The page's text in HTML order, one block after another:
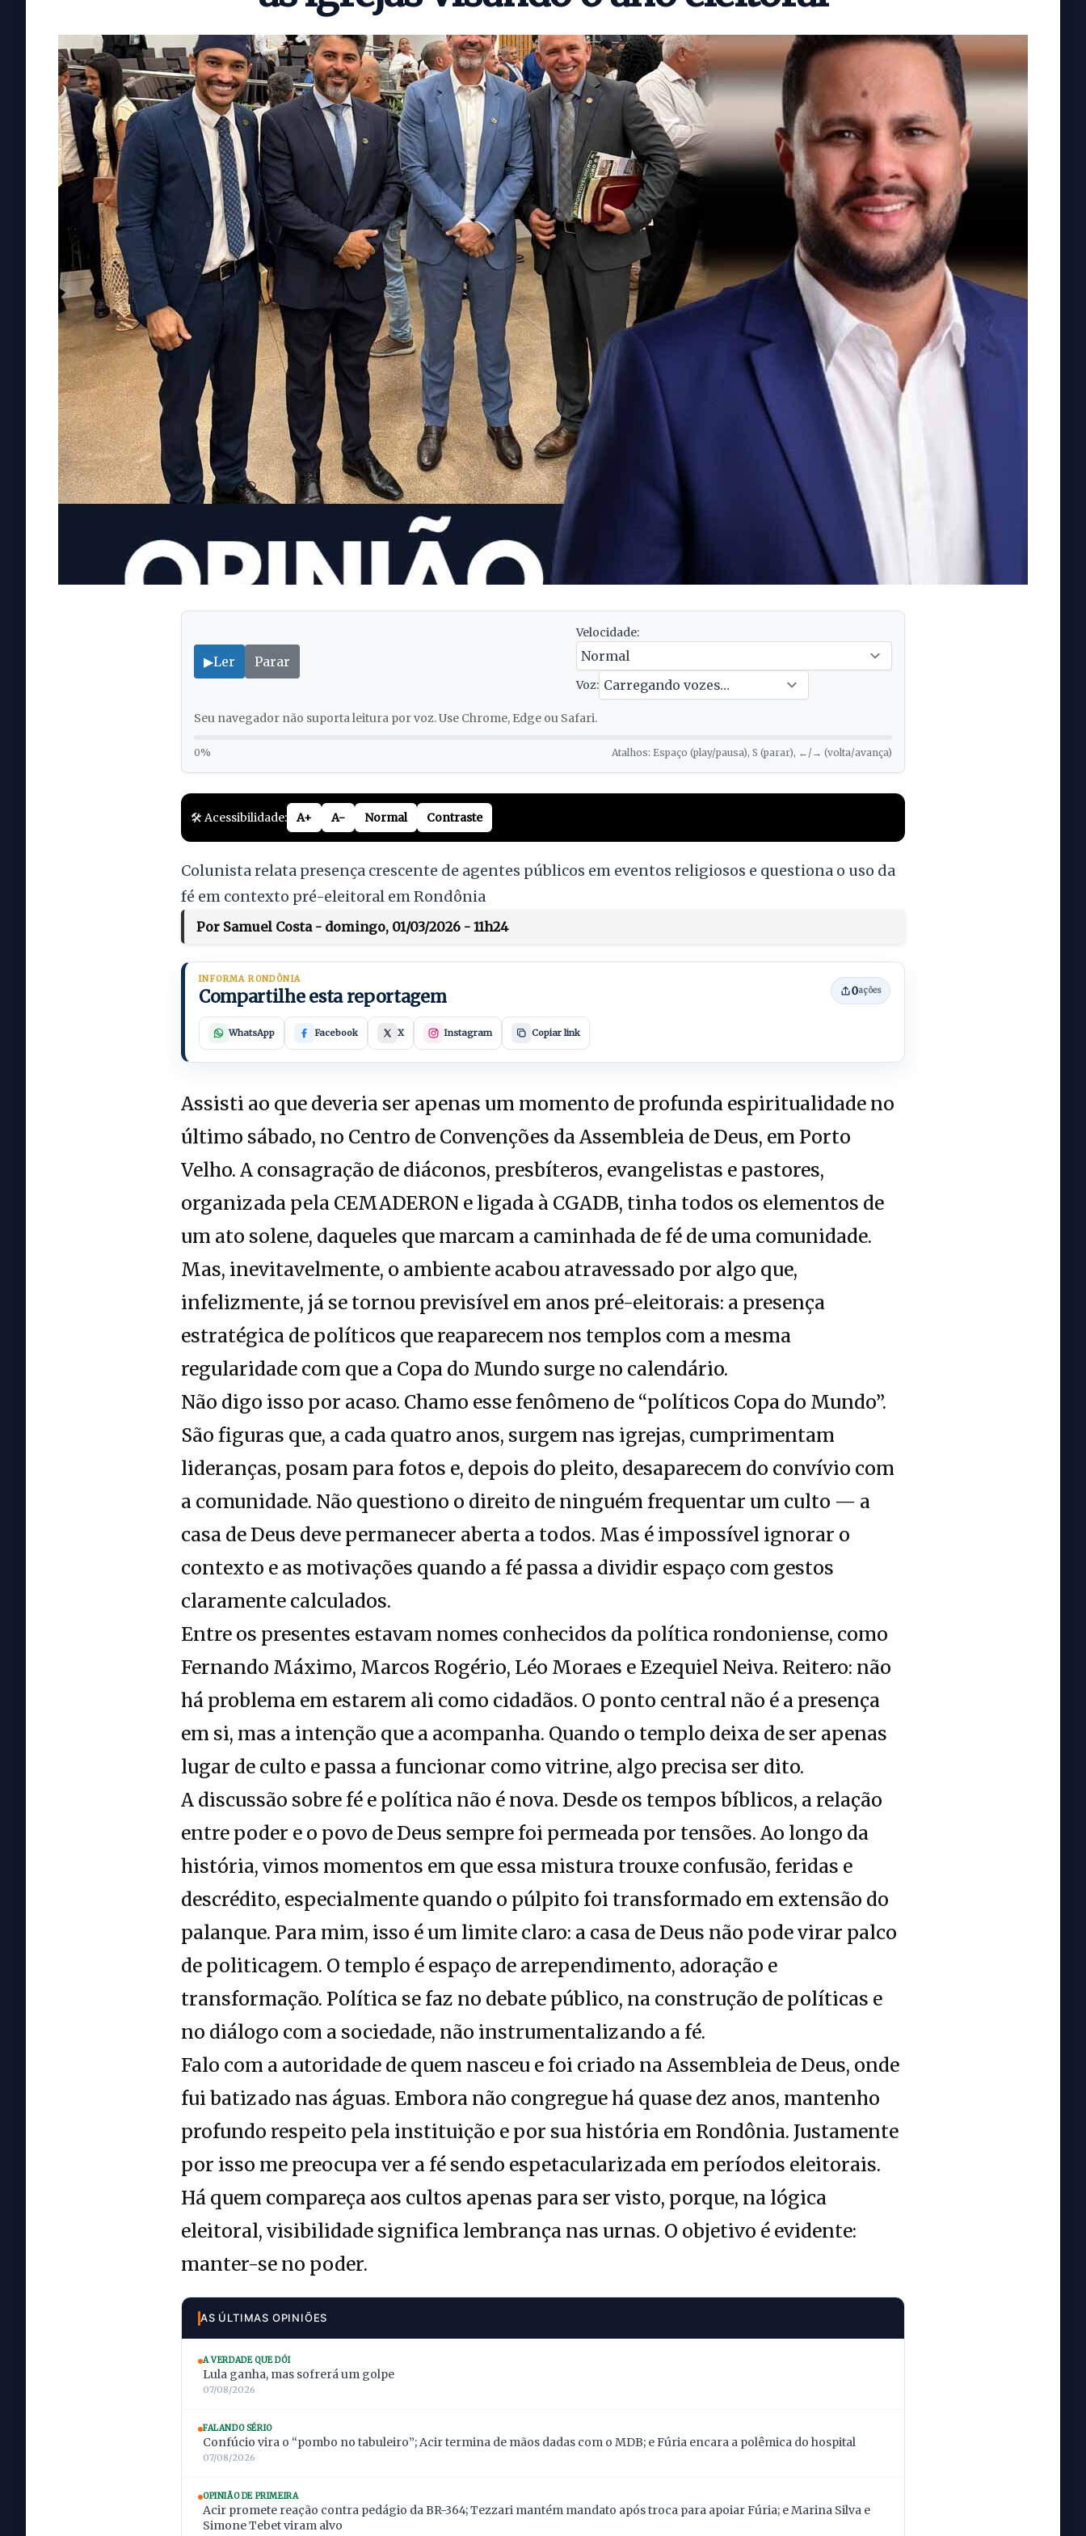
▶Ler Parar
Velocidade:
Voz:
Seu navegador não suporta leitura por voz. Use Chrome, Edge ou Safari.
0% Atalhos: Espaço (play/pausa), S (parar), ←/→ (volta/avança)
🛠️ Acessibilidade: A+ A- Normal Contraste
Colunista relata presença crescente de agentes públicos em eventos religiosos e questiona o uso da
fé em contexto pré-eleitoral em Rondônia
Por Samuel Costa - domingo, 01/03/2026 - 11h24
INFORMA RONDÔNIA
Compartilhe esta reportagem 0ações
WhatsApp Facebook X Instagram Copiar link
Assisti ao que deveria ser apenas um momento de profunda espiritualidade no
último sábado, no Centro de Convenções da Assembleia de Deus, em Porto
Velho. A consagração de diáconos, presbíteros, evangelistas e pastores,
organizada pela CEMADERON e ligada à CGADB, tinha todos os elementos de
um ato solene, daqueles que marcam a caminhada de fé de uma comunidade.
Mas, inevitavelmente, o ambiente acabou atravessado por algo que,
infelizmente, já se tornou previsível em anos pré-eleitorais: a presença
estratégica de políticos que reaparecem nos templos com a mesma
regularidade com que a Copa do Mundo surge no calendário.
Não digo isso por acaso. Chamo esse fenômeno de “políticos Copa do Mundo”.
São figuras que, a cada quatro anos, surgem nas igrejas, cumprimentam
lideranças, posam para fotos e, depois do pleito, desaparecem do convívio com
a comunidade. Não questiono o direito de ninguém frequentar um culto — a
casa de Deus deve permanecer aberta a todos. Mas é impossível ignorar o
contexto e as motivações quando a fé passa a dividir espaço com gestos
claramente calculados.
Entre os presentes estavam nomes conhecidos da política rondoniense, como
Fernando Máximo, Marcos Rogério, Léo Moraes e Ezequiel Neiva. Reitero: não
há problema em estarem ali como cidadãos. O ponto central não é a presença
em si, mas a intenção que a acompanha. Quando o templo deixa de ser apenas
lugar de culto e passa a funcionar como vitrine, algo precisa ser dito.
A discussão sobre fé e política não é nova. Desde os tempos bíblicos, a relação
entre poder e o povo de Deus sempre foi permeada por tensões. Ao longo da
história, vimos momentos em que essa mistura trouxe confusão, feridas e
descrédito, especialmente quando o púlpito foi transformado em extensão do
palanque. Para mim, isso é um limite claro: a casa de Deus não pode virar palco
de politicagem. O templo é espaço de arrependimento, adoração e
transformação. Política se faz no debate público, na construção de políticas e
no diálogo com a sociedade, não instrumentalizando a fé.
Falo com a autoridade de quem nasceu e foi criado na Assembleia de Deus, onde
fui batizado nas águas. Embora não congregue há quase dez anos, mantenho
profundo respeito pela instituição e por sua história em Rondônia. Justamente
por isso me preocupa ver a fé sendo espetacularizada em períodos eleitorais.
Há quem compareça aos cultos apenas para ser visto, porque, na lógica
eleitoral, visibilidade significa lembrança nas urnas. O objetivo é evidente:
manter-se no poder.
AS ÚLTIMAS OPINIÕES
A VERDADE QUE DÓI
Lula ganha, mas sofrerá um golpe
07/08/2026
FALANDO SÉRIO
Confúcio vira o “pombo no tabuleiro”; Acir termina de mãos dadas com o MDB; e Fúria encara a polêmica do hospital
07/08/2026
OPINIÃO DE PRIMEIRA
Acir promete reação contra pedágio da BR-364; Tezzari mantém mandato após troca para apoiar Fúria; e Marina Silva e
Simone Tebet viram alvo